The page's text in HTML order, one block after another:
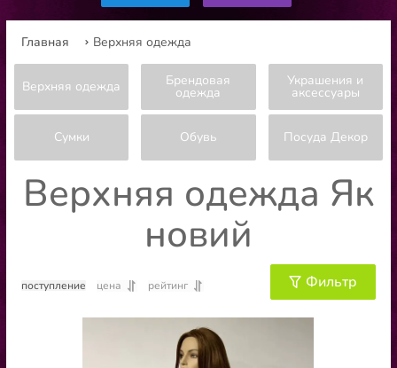
Главная Верхняя одежда
Верхняя одежда Брендовая
одежда
Украшения и
аксессуары
Сумки Обувь Посуда Декор
Верхняя одежда Як
новий
поступление цена рейтинг Фильтр